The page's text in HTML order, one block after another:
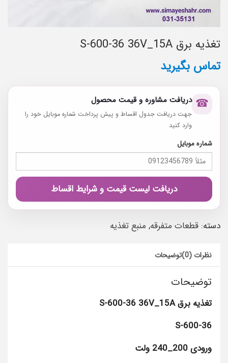
تغذیه برق S-600-36 36V_15A
تماس بگیرید
☎ دریافت مشاوره و قیمت محصول
جهت دریافت جدول اقساط و پیش پرداخت شماره موبایل خود را
وارد کنید
شماره موبایل
دریافت لیست قیمت و شرایط اقساط
دسته: قطعات متفرقه, منبع تغذیه
توضیحات نظرات (0)
توضیحات
تغذیه برق S-600-36 36V_15A
S-600-36
ورودی 200_240 ولت